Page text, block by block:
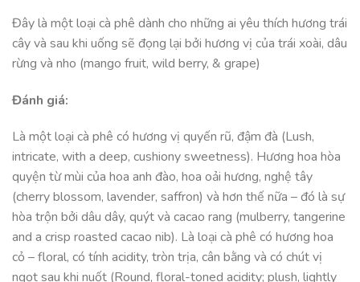
Đây là một loại cà phê dành cho những ai yêu thích hương trái
cây và sau khi uống sẽ đọng lại bởi hương vị của trái xoài, dâu
rừng và nho (mango fruit, wild berry, & grape)
Đánh giá:
Là một loại cà phê có hương vị quyến rũ, đậm đà (Lush,
intricate, with a deep, cushiony sweetness). Hương hoa hòa
quyện từ mùi của hoa anh đào, hoa oải hương, nghệ tây
(cherry blossom, lavender, saffron) và hơn thế nữa – đó là sự
hòa trộn bởi dâu dây, quýt và cacao rang (mulberry, tangerine
and a crisp roasted cacao nib). Là loại cà phê có hương hoa
cỏ – floral, có tính acidity, tròn trịa, cân bằng và có chút vị
ngọt sau khi nuốt (Round, floral-toned acidity; plush, lightly